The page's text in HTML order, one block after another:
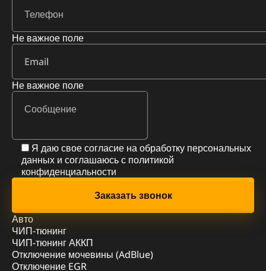
Не важное поле
Не важное поле
Я даю свое согласие на обработку персональных
данных и соглашаюсь с политикой
конфиденциальности
Авто
ЧИП-тюнинг
ЧИП-тюнинг АККП
Отключение мочевины (AdBlue)
Отключение EGR